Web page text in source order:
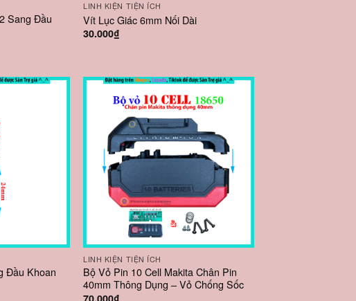
Sang Đầu
LINH KIỆN TIỆN ÍCH
Vít Lục Giác 6mm Nối Dài
30.000₫
Đầu Khoan
LINH KIỆN TIỆN ÍCH
Bộ Vỏ Pin 10 Cell Makita Chân Pin
40mm Thông Dụng – Vỏ Chống Sốc
70.000₫